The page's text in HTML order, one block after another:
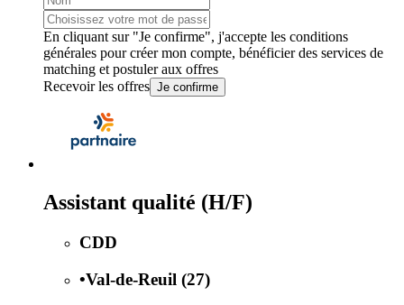
En cliquant sur "Je confirme", j'accepte les conditions
générales pour créer mon compte, bénéficier des services de
matching et postuler aux offres
Recevoir les offres Je confirme
Assistant qualité (H/F)
CDD
•Val-de-Reuil (27)